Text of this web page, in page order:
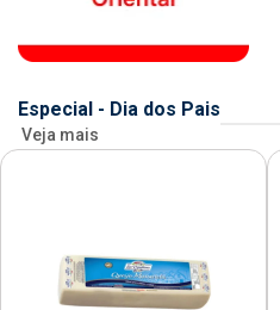
Especial - Dia dos Pais
Veja mais